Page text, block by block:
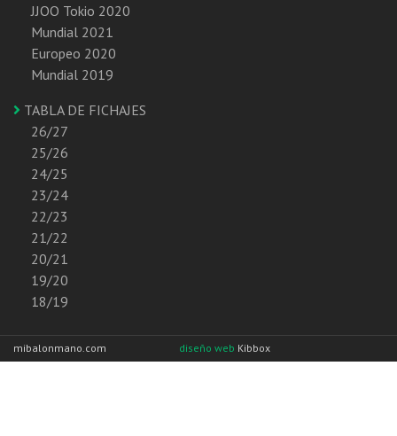
JJOO Tokio 2020
Mundial 2021
Europeo 2020
Mundial 2019
TABLA DE FICHAJES
26/27
25/26
24/25
23/24
22/23
21/22
20/21
19/20
18/19
mibalonmano.com diseño web Kibbox